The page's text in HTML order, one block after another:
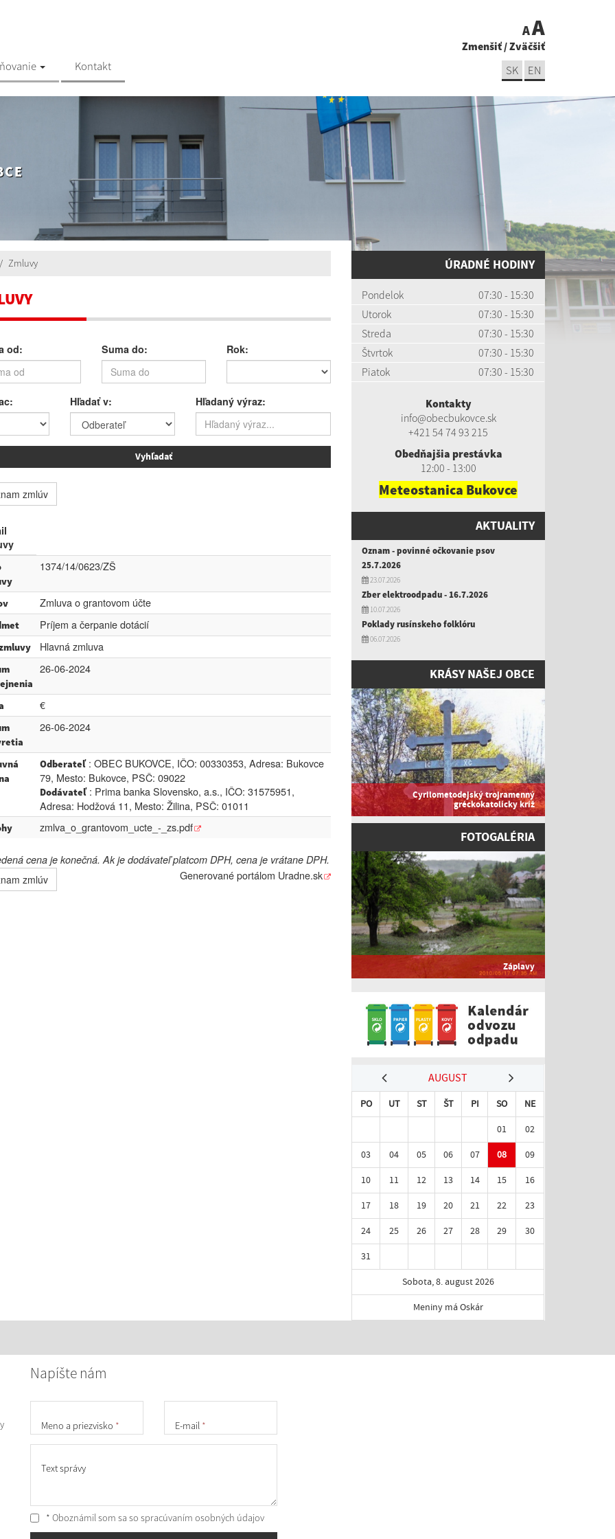
Kontakt
AA
Zmenšiť/Zväčšiť
SK EN
Zmluvy
od: Suma do: Rok:
Hľadať v: Hľadaný výraz:
zmlúv
1374/14/0623/ZŠ
Zmluva o grantovom účte
Príjem a čerpanie dotácií
Hlavná zmluva
26-06-2024
€
26-06-2024
Odberateľ: OBEC BUKOVCE, IČO: 00330353, Adresa: Bukovce
79, Mesto: Bukovce, PSČ: 09022
Dodávateľ: Prima banka Slovensko, a.s., IČO: 31575951,
Adresa: Hodžová 11, Mesto: Žilina, PSČ: 01011
zmlva_o_grantovom_ucte_-_zs.pdf
cena je konečná. Ak je dodávateľ platcom DPH, cena je vrátane DPH.
zmlúv
Generované portálom Uradne.sk
ÚRADNÉ HODINY
Pondelok
07:30 - 15:30
Utorok
07:30 - 15:30
Streda
07:30 - 15:30
Štvrtok
07:30 - 15:30
Piatok
07:30 - 15:30
Kontakty
info@obecbukovce.sk
+421 54 74 93 215
Obedňajšia prestávka
12:00 - 13:00
Meteostanica Bukovce
AKTUALITY
Oznam - povinné očkovanie psov
25.7.2026
23.07.2026
Zber elektroodpadu - 16.7.2026
10.07.2026
Poklady rusínskeho folklóru
06.07.2026
KRÁSY NAŠEJ OBCE
Cyrilometodejský trojramenný
gréckokatolícky kríž
FOTOGALÉRIA
Záplavy
AUGUST
PO UT ST ŠT PI SO
NE
01
02
03
04 05 06 07 08
09
10
11 12 13 14 15
16
17
18 19 20 21 22
23
24
25 26 27 28 29
30
31
Sobota, 8. august 2026
Meniny má Oskár
Napíšte nám
Meno a priezvisko * E-mail *
Text správy
* Oboznámil som sa so spracúvaním osobných údajov